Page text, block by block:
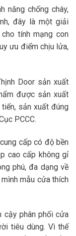
năng chống cháy,
đây là một giải
tính mạng con
ưu điểm chịu lửa,
Door sản xuất
được sản xuất
sản xuất đúng
PCCC.
cấp có độ bền
cao cấp không gỉ
phú, đa dạng về
mẫu cửa thích
cậy phân phối cửa
tiêu dùng. Vì thế